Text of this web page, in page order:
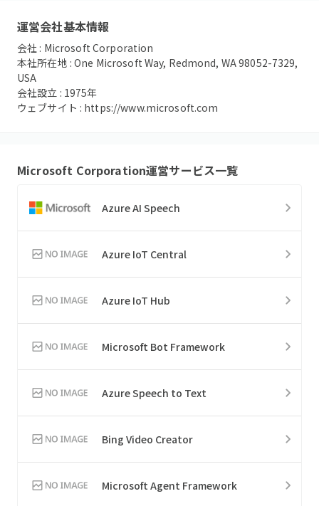
運営会社基本情報
会社 : Microsoft Corporation
本社所在地 :One Microsoft Way, Redmond, WA 98052-7329,
USA
会社設立 : 1975年
ウェブサイト : https://www.microsoft.com
Microsoft Corporation運営サービス一覧
Azure AI Speech
Azure IoT Central
Azure IoT Hub
Microsoft Bot Framework
Azure Speech to Text
Bing Video Creator
Microsoft Agent Framework